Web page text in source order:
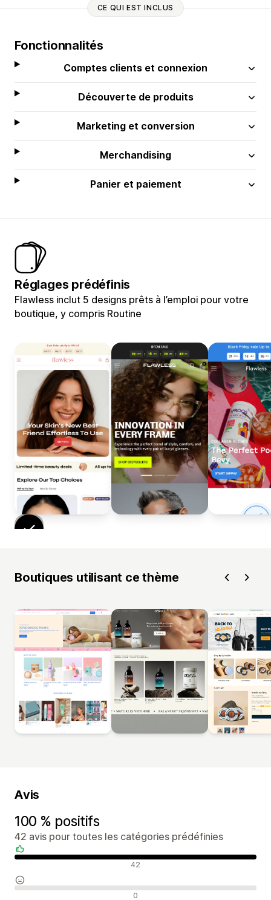
CE QUI EST INCLUS
Fonctionnalités
Comptes clients et connexion
Découverte de produits
Marketing et conversion
Merchandising
Panier et paiement
Réglages prédéfinis
Flawless inclut 5 designs prêts à l’emploi pour votre
boutique, y compris Routine
Boutiques utilisant ce thème
Avis
100 % positifs
42 avis pour toutes les catégories prédéfinies
Avis positifs 42
Avis neutres 0